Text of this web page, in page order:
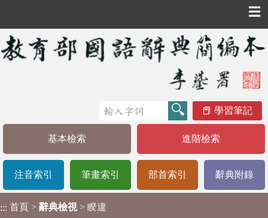
☰
學習筆記
基本檢索 進階檢索
注音索引 筆畫索引 部首索引 辭典附錄
::: 首頁 > 辭典檢視 > 睽違